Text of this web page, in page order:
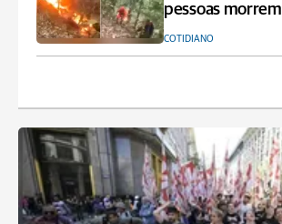
pessoas morrem
COTIDIANO